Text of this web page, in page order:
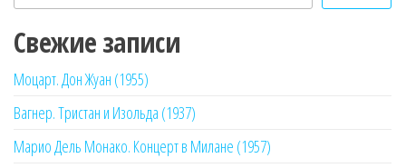
Свежие записи
Моцарт. Дон Жуан (1955)
Вагнер. Тристан и Изольда (1937)
Марио Дель Монако. Концерт в Милане (1957)